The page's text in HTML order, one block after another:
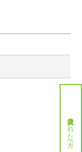
就労決定された方へ